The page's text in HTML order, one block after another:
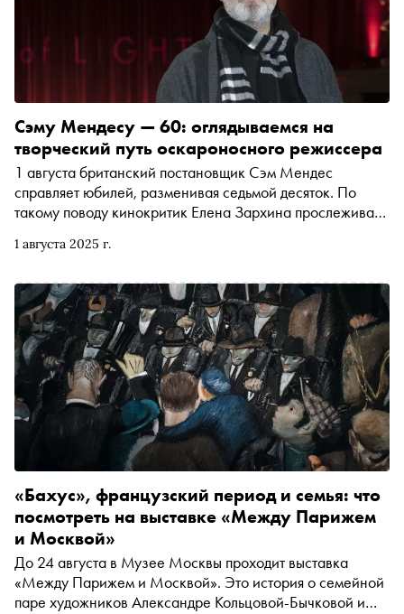
1 августа 2025 г.
Сэму Мендесу — 60: оглядываемся на
творческий путь оскароносного режиссера
1 августа британский постановщик Сэм Мендес
справляет юбилей, разменивая седьмой десяток. По
такому поводу кинокритик Елена Зархина прослеживает
«Красоты по-американски» и непрерывной военной
«Бахус», французский период и семья: что
посмотреть на выставке «Между Парижем
и Москвой»
До 24 августа в Музее Москвы проходит выставка
«Между Парижем и Москвой». Это история о семейной
паре художников Александре Кольцовой-Бычковой и